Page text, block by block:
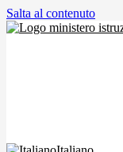
Salta al contenuto